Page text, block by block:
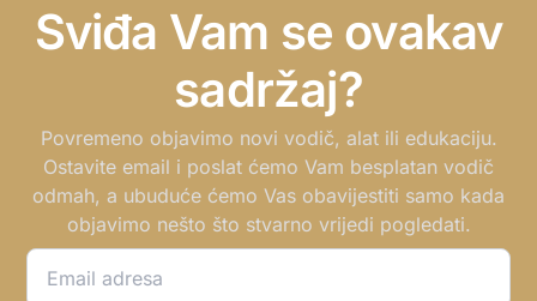
Sviđa Vam se ovakav
sadržaj?
Povremeno objavimo novi vodič, alat ili edukaciju.
Ostavite email i poslat ćemo Vam besplatan vodič
odmah, a ubuduće ćemo Vas obavijestiti samo kada
objavimo nešto što stvarno vrijedi pogledati.